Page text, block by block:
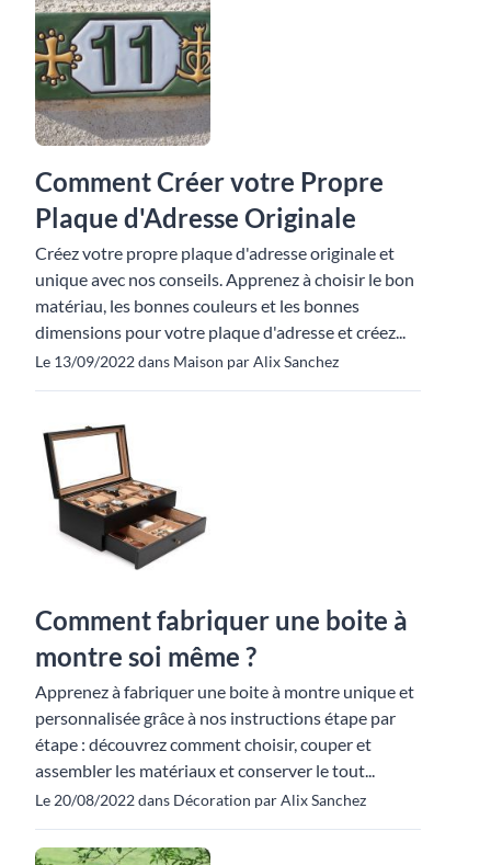
Comment Créer votre Propre
Plaque d'Adresse Originale
Créez votre propre plaque d'adresse originale et
unique avec nos conseils. Apprenez à choisir le bon
matériau, les bonnes couleurs et les bonnes
dimensions pour votre plaque d'adresse et créez...
Le 13/09/2022 dans Maison par Alix Sanchez
Comment fabriquer une boite à
montre soi même ?
Apprenez à fabriquer une boite à montre unique et
personnalisée grâce à nos instructions étape par
étape : découvrez comment choisir, couper et
assembler les matériaux et conserver le tout...
Le 20/08/2022 dans Décoration par Alix Sanchez